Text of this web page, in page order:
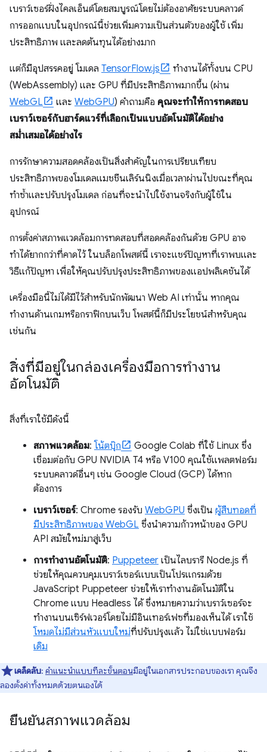
เบราว์เซอร์ฝั่งไคลเอ็นต์โดยสมบูรณ์โดยไม่ต้องอาศัยระบบคลาวด์
การออกแบบในอุปกรณ์นี้ช่วยเพิ่มความเป็นส่วนตัวของผู้ใช้ เพิ่ม
ประสิทธิภาพ และลดต้นทุนได้อย่างมาก
แต่ก็มีอุปสรรคอยู่ โมเดล TensorFlow.js
ทำงานได้ทั้งบน CPU
(WebAssembly) และ GPU ที่มีประสิทธิภาพมากขึ้น (ผ่าน
WebGL
และ WebGPU) คำถามคือ คุณจะทําให้การทดสอบ
เบราว์เซอร์กับฮาร์ดแวร์ที่เลือกเป็นแบบอัตโนมัติได้อย่าง
สม่ำเสมอได้อย่างไร
การรักษาความสอดคล้องเป็นสิ่งสําคัญในการเปรียบเทียบ
ประสิทธิภาพของโมเดลแมชชีนเลิร์นนิงเมื่อเวลาผ่านไปขณะที่คุณ
ทําซ้ำและปรับปรุงโมเดล ก่อนที่จะนำไปใช้งานจริงกับผู้ใช้ใน
อุปกรณ์
การตั้งค่าสภาพแวดล้อมการทดสอบที่สอดคล้องกันด้วย GPU อาจ
ทำได้ยากกว่าที่คาดไว้ ในบล็อกโพสต์นี้ เราจะแชร์ปัญหาที่เราพบและ
วิธีแก้ปัญหา เพื่อให้คุณปรับปรุงประสิทธิภาพของแอปพลิเคชันได้
เครื่องมือนี้ไม่ได้มีไว้สำหรับนักพัฒนา Web AI เท่านั้น หากคุณ
ทำงานด้านเกมหรือกราฟิกบนเว็บ โพสต์นี้ก็มีประโยชน์สำหรับคุณ
เช่นกัน
สิ่งที่มีอยู่ในกล่องเครื่องมือการทำงาน
อัตโนมัติ
สิ่งที่เราใช้มีดังนี้
สภาพแวดล้อม: โน้ตบุ๊ก
Google Colab ที่ใช้ Linux ซึ่ง
เชื่อมต่อกับ GPU NVIDIA T4 หรือ V100 คุณใช้แพลตฟอร์ม
ระบบคลาวด์อื่นๆ เช่น Google Cloud (GCP) ได้หาก
ต้องการ
เบราว์เซอร์: Chrome รองรับ WebGPU ซึ่งเป็น ผู้สืบทอดที่
มีประสิทธิภาพของ WebGL ซึ่งนำความก้าวหน้าของ GPU
API สมัยใหม่มาสู่เว็บ
การทำงานอัตโนมัติ: Puppeteer เป็นไลบรารี Node.js ที่
ช่วยให้คุณควบคุมเบราว์เซอร์แบบเป็นโปรแกรมด้วย
JavaScript Puppeteer ช่วยให้เราทำงานอัตโนมัติใน
Chrome แบบ Headless ได้ ซึ่งหมายความว่าเบราว์เซอร์จะ
ทำงานบนเซิร์ฟเวอร์โดยไม่มีอินเทอร์เฟซที่มองเห็นได้ เราใช้
โหมดไม่มีส่วนหัวแบบใหม่ที่ปรับปรุงแล้ว ไม่ใช่แบบฟอร์ม
เดิม
เคล็ดลับ: คำแนะนำแบบทีละขั้นตอนมีอยู่ในเอกสารประกอบของเรา คุณจึง
ลองตั้งค่าทั้งหมดด้วยตนเองได้
ยืนยันสภาพแวดล้อม